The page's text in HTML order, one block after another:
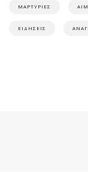
ΜΑΡΤΥΡΙΕΣ
ΕΙΔΗΣΕΙΣ